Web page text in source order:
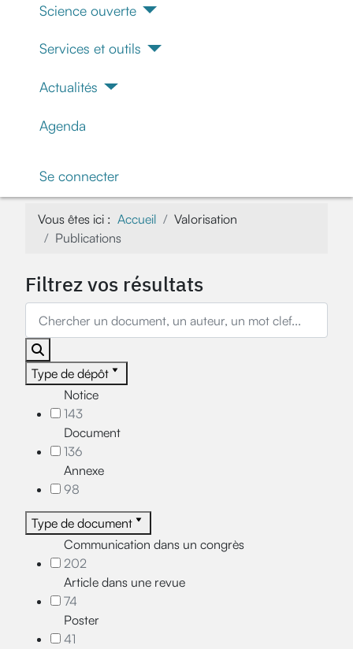
Science ouverte
Services et outils
Actualités
Agenda
Se connecter
Vous êtes ici : Accueil
Valorisation
Publications
Filtrez vos résultats
Type de dépôt
Notice
143
Document
136
Annexe
98
Type de document
Communication dans un congrès
202
Article dans une revue
74
Poster
41